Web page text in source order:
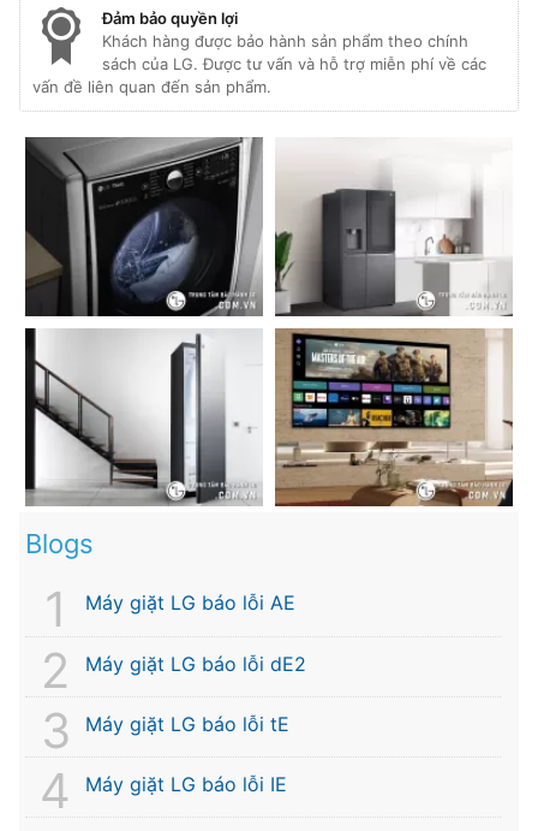
Đảm bảo quyền lợi
Khách hàng được bảo hành sản phẩm theo chính
sách của LG. Được tư vấn và hỗ trợ miễn phí về các
vấn đề liên quan đến sản phẩm.
Blogs
Máy giặt LG báo lỗi AE
Máy giặt LG báo lỗi dE2
Máy giặt LG báo lỗi tE
Máy giặt LG báo lỗi IE